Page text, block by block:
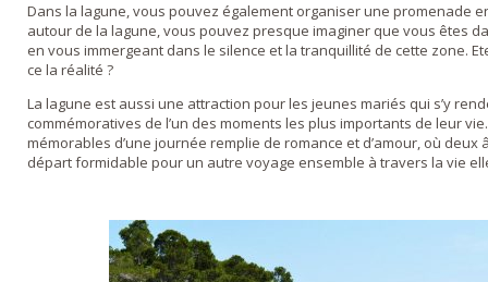
Dans la lagune, vous pouvez également organiser une promenade
autour de la lagune, vous pouvez presque imaginer que vous êtes
en vous immergeant dans le silence et la tranquillité de cette zone.
ce la réalité ?
La lagune est aussi une attraction pour les jeunes mariés qui s’y
commémoratives de l’un des moments les plus importants de leur
mémorables d’une journée remplie de romance et d’amour, où
départ formidable pour un autre voyage ensemble à travers la vie